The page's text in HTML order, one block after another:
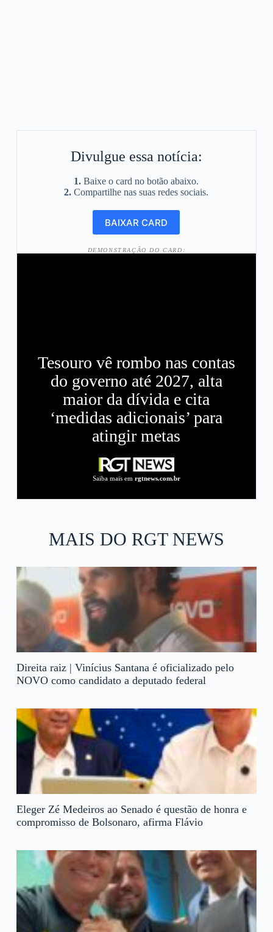
Divulgue essa notícia:
1. Baixe o card no botão abaixo.
2. Compartilhe nas suas redes sociais.
DEMONSTRAÇÃO DO CARD:
Tesouro vê rombo nas contas
do governo até 2027, alta
maior da dívida e cita
‘medidas adicionais’ para
atingir metas
Saiba mais em rgtnews.com.br
MAIS DO RGT NEWS
Direita raiz | Vinícius Santana é oficializado pelo
NOVO como candidato a deputado federal
Eleger Zé Medeiros ao Senado é questão de honra e
compromisso de Bolsonaro, afirma Flávio